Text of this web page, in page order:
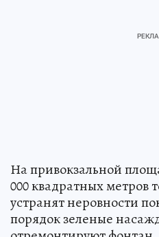
На привокзальной
000 квадратных метров
устранят неровности
порядок зеленые